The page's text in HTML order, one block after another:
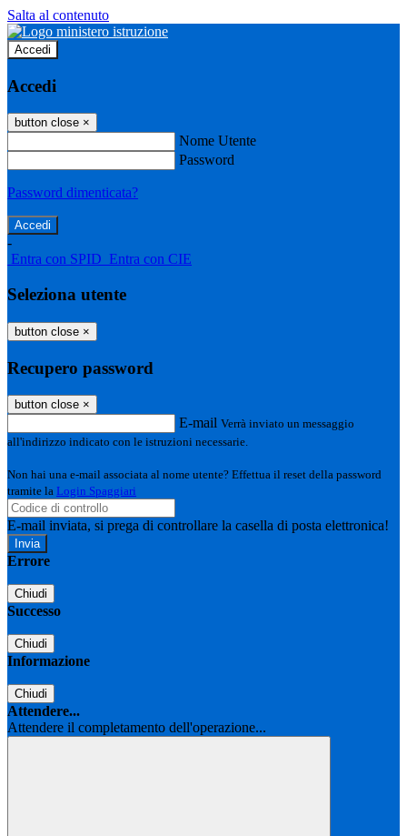
Salta al contenuto
Accedi
Accedi
button close ×
Nome Utente
Password
Password dimenticata?
-
Entra con SPID Entra con CIE
Seleziona utente
button close ×
Recupero password
button close ×
E-mail Verrà inviato un messaggio
all'indirizzo indicato con le istruzioni necessarie.
Non hai una e-mail associata al nome utente? Effettua il reset della password
tramite la Login Spaggiari
E-mail inviata, si prega di controllare la casella di posta elettronica!
Errore
Chiudi
Successo
Chiudi
Informazione
Chiudi
Attendere...
Attendere il completamento dell'operazione...